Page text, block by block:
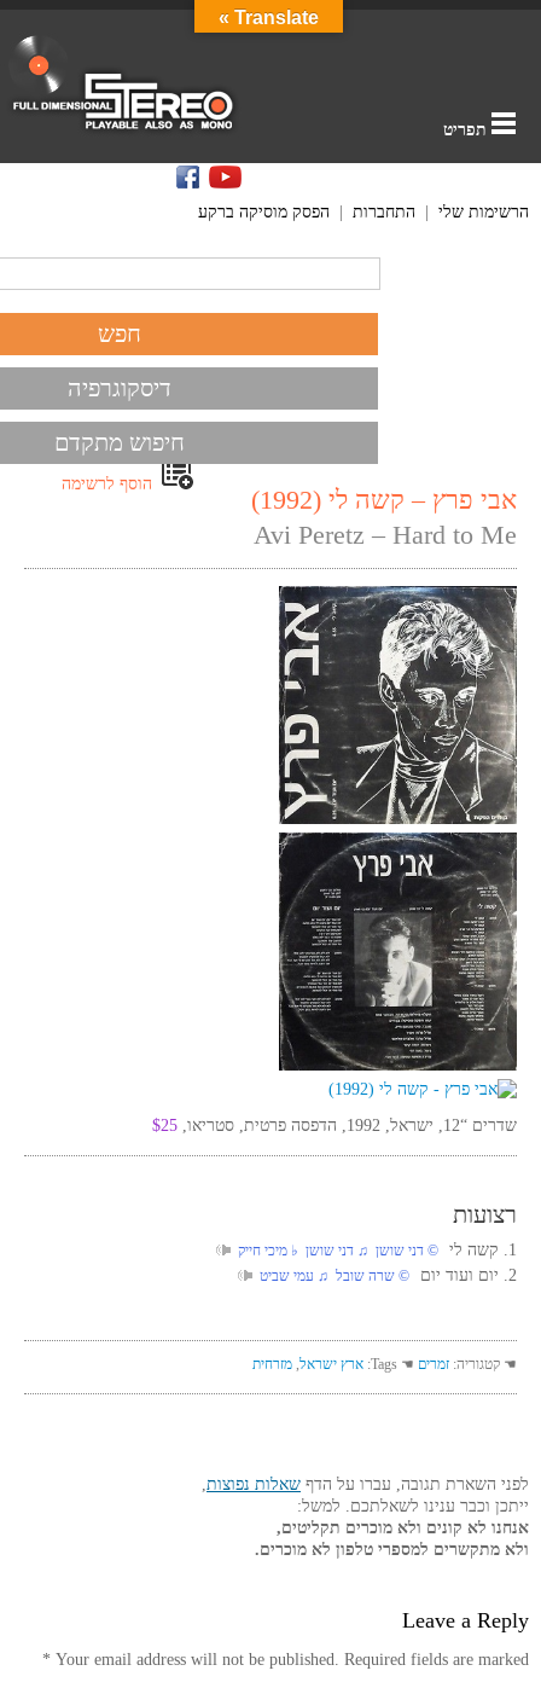
תפריט
הרשימות שלי התחברות הפסק מוסיקה ברקע
דיסקוגרפיה
חיפוש מתקדם
הוסף לרשימה
אבי פרץ – קשה לי (1992)
Avi Peretz – Hard to Me
שדרים “12, ישראל, 1992, הדפסה פרטית, סטריאו, $25
רצועות
1. קשה לי © דני שושן ♫ דני שושן ♭ מיכי חייק
2. יום ועוד יום © שרה שובל ♫ עמי שביט
☚ קטגוריה: זמרים ☚ Tags: ארץ ישראל, מזרחית
לפני השארת תגובה, עברו על הדף שאלות נפוצות,
ייתכן וכבר ענינו לשאלתכם. למשל:
אנחנו לא קונים ולא מוכרים תקליטים,
ולא מתקשרים למספרי טלפון לא מוכרים.
Leave a Reply
Your email address will not be published. Required fields are marked
*
Translate »